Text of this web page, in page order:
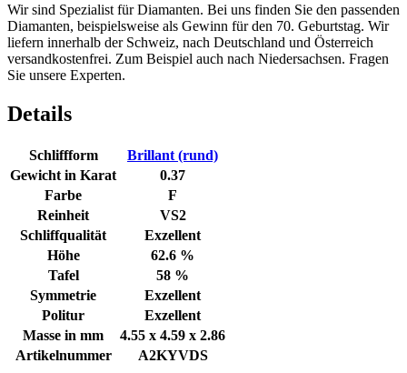
Wir sind Spezialist für Diamanten. Bei uns finden Sie den passenden
Diamanten, beispielsweise als Gewinn für den 70. Geburtstag. Wir
liefern innerhalb der Schweiz, nach Deutschland und Österreich
versandkostenfrei. Zum Beispiel auch nach Niedersachsen. Fragen
Sie unsere Experten.
Details
Schliffform
Brillant (rund)
Gewicht in Karat
0.37
Farbe
F
Reinheit
VS2
Schliffqualität
Exzellent
Höhe
62.6 %
Tafel
58 %
Symmetrie
Exzellent
Politur
Exzellent
Masse in mm
4.55 x 4.59 x 2.86
Artikelnummer
A2KYVDS